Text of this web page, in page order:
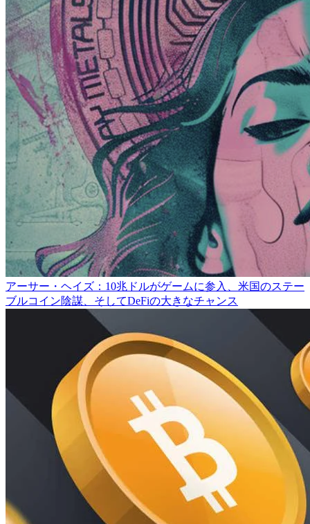
アーサー・ヘイズ：10兆ドルがゲームに参入、米国のステー
ブルコイン陰謀、そしてDeFiの大きなチャンス